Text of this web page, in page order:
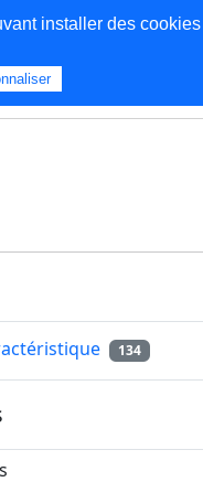
134
installer des cookies